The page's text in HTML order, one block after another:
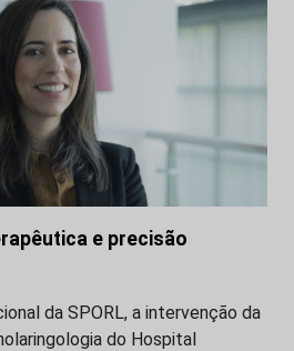
e precisão
da SPORL, a intervenção da
do Hospital